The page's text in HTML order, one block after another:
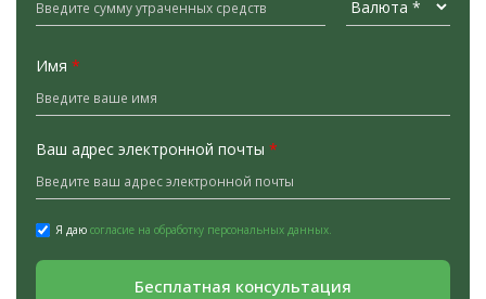
Имя *
Ваш адрес электронной почты *
Я даю согласие на обработку персональных данных.
Бесплатная консультация